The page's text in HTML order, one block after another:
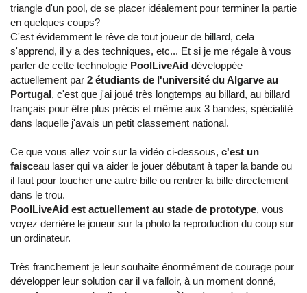
triangle d'un pool, de se placer idéalement pour terminer la partie
en quelques coups?
C'est évidemment le rêve de tout joueur de billard, cela
s'apprend, il y a des techniques, etc... Et si je me régale à vous
parler de cette technologie PoolLiveAid développée
actuellement par 2 étudiants de l'université du Algarve au
Portugal, c'est que j'ai joué très longtemps au billard, au billard
français pour être plus précis et même aux 3 bandes, spécialité
dans laquelle j'avais un petit classement national.
Ce que vous allez voir sur la vidéo ci-dessous, c'est un
faisceau laser qui va aider le jouer débutant à taper la bande ou
il faut pour toucher une autre bille ou rentrer la bille directement
dans le trou.
PoolLiveAid est actuellement au stade de prototype, vous
voyez derrière le joueur sur la photo la reproduction du coup sur
un ordinateur.
Très franchement je leur souhaite énormément de courage pour
développer leur solution car il va falloir, à un moment donné,